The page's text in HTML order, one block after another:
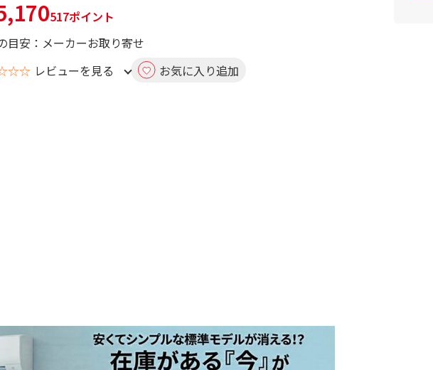
517ポイント
目安：メーカーお取り寄せ
レビューを見る お気に入り追加